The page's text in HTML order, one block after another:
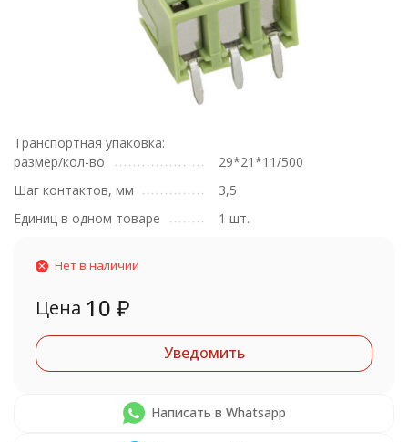
Транспортная упаковка:
размер/кол-во
29*21*11/500
Шаг контактов, мм
3,5
Единиц в одном товаре
1 шт.
Нет в наличии
Цена 10 ₽
Уведомить
Написать в Whatsapp